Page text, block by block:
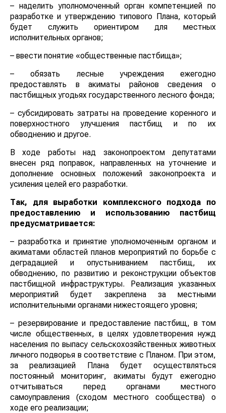
– наделить уполномоченный орган компетенцией по
разработке и утверждению типового Плана, который
будет служить ориентиром для местных
исполнительных органов;
– ввести понятие «общественные пастбища»;
– обязать лесные учреждения ежегодно
предоставлять в акиматы районов сведения о
пастбищных угодьях государственного лесного фонда;
– субсидировать затраты на проведение коренного и
поверхностного улучшения пастбищ и по их
обводнению и другое.
В ходе работы над законопроектом депутатами
внесен ряд поправок, направленных на уточнение и
дополнение основных положений законопроекта и
усиления целей его разработки.
Так, для выработки комплексного подхода по
предоставлению и использованию пастбищ
предусматривается:
– разработка и принятие уполномоченным органом и
акиматами областей планов мероприятий по борьбе с
деградацией и опустыниванием пастбищ, их
обводнению, по развитию и реконструкции объектов
пастбищной инфраструктуры. Реализация указанных
мероприятий будет закреплена за местными
исполнительными органами нижестоящего уровня;
– резервирование и предоставление пастбищ, в том
числе общественных, в целях удовлетворения нужд
населения по выпасу сельскохозяйственных животных
личного подворья в соответствие с Планом. При этом,
за реализацией Плана будет осуществляться
постоянный мониторинг, акиматы будут ежегодно
отчитываться перед органами местного
самоуправления (сходом местного сообщества) о
ходе его реализации;